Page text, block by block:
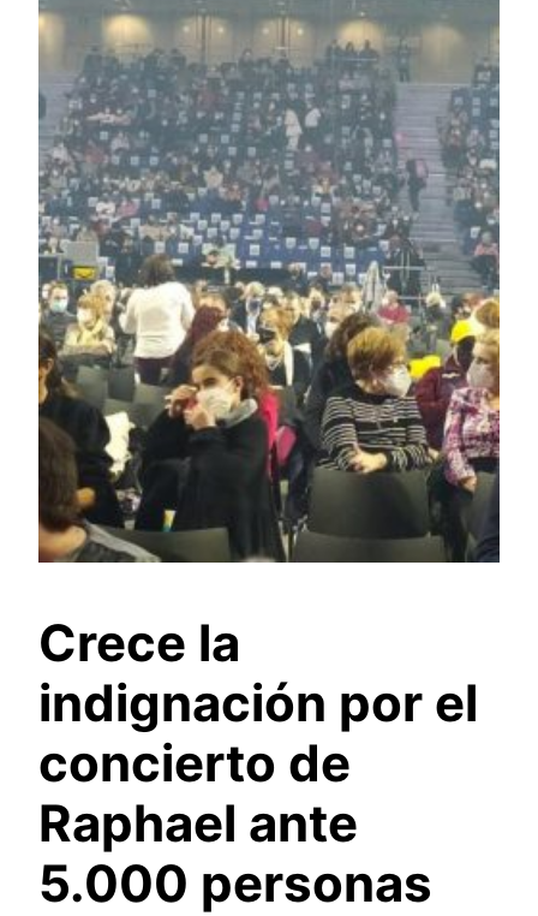
Crece la
indignación por el
concierto de
Raphael ante
5.000 personas